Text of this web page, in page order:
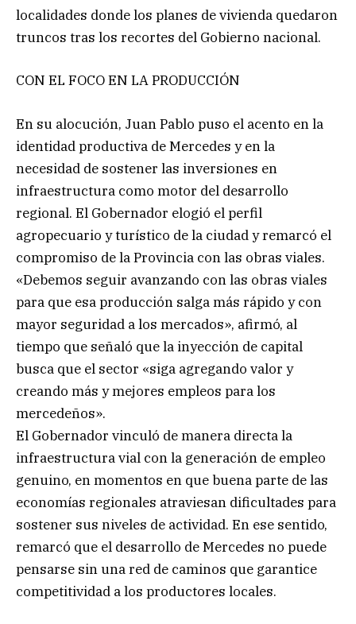
localidades donde los planes de vivienda quedaron
truncos tras los recortes del Gobierno nacional.
CON EL FOCO EN LA PRODUCCIÓN
En su alocución, Juan Pablo puso el acento en la
identidad productiva de Mercedes y en la
necesidad de sostener las inversiones en
infraestructura como motor del desarrollo
regional. El Gobernador elogió el perfil
agropecuario y turístico de la ciudad y remarcó el
compromiso de la Provincia con las obras viales.
«Debemos seguir avanzando con las obras viales
para que esa producción salga más rápido y con
mayor seguridad a los mercados», afirmó, al
tiempo que señaló que la inyección de capital
busca que el sector «siga agregando valor y
creando más y mejores empleos para los
mercedeños».
El Gobernador vinculó de manera directa la
infraestructura vial con la generación de empleo
genuino, en momentos en que buena parte de las
economías regionales atraviesan dificultades para
sostener sus niveles de actividad. En ese sentido,
remarcó que el desarrollo de Mercedes no puede
pensarse sin una red de caminos que garantice
competitividad a los productores locales.